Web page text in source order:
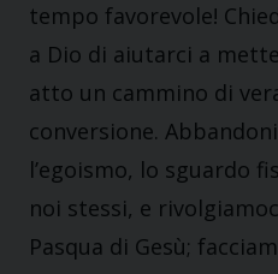
tempo favorevole!
a Dio di aiutarci a
atto un cammino di
conversione.
l’egoismo, lo sguardo
noi stessi, e
Pasqua di Gesù;